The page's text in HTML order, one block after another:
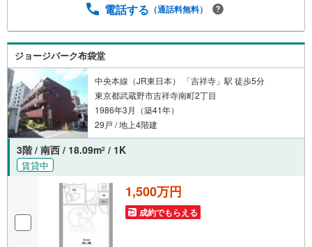
（居住中物件）の手配が必要な場合がございますのでご容
案内が可能となりますのでお手数ですがご一報ください。
◆物件のご案内は◆弊社へのご来社、お客様宅へのお迎
え・最寄駅での待ち合わせ、物件周辺のコンビニ等でお待
ち合わせなど、ご希望をお伝えください。ご希望条件をお
伝え頂けましたら、ご見学希望物件以外の資料も用意して
参ります。もちろん他の物件も併せてご案内させていただ
きます。
電話する （通話料無料）
ジョージパーク布袋堂
中央本線（JR東日本） 「吉祥寺」駅 徒歩5分
東京都武蔵野市吉祥寺南町2丁目
1986年3月（築41年）
29戸 / 地上4階建
3階 / 南西 / 18.09m2 / 1K
賃貸中
1,500万円
成約でもらえる